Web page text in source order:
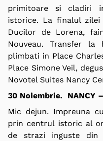
primitoare si cladiri
istorice. La finalul
Ducilor de Lorena,
Nouveau. Transfer
plimbati in Place
Place Simone Veil,
Novotel Suites Nancy
30 Noiembrie. NANCY
Mic dejun. Impreuna
prin centrul istoric al
de strazi inguste